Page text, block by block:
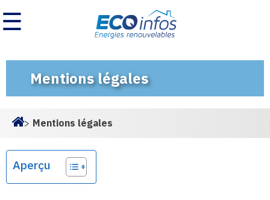
☰
Mentions légales
> Mentions légales
Aperçu